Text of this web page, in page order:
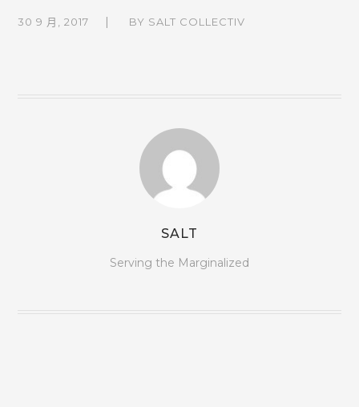
30 9 月, 2017 BY SALT COLLECTIV
SALT
Serving the Marginalized